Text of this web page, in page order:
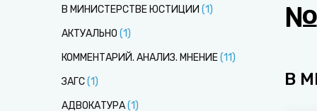
В МИНИСТЕРСТВЕ ЮСТИЦИИ (1)
АКТУАЛЬНО (1)
КОММЕНТАРИЙ. АНАЛИЗ. МНЕНИЕ(11)
ЗАГС(1)
АДВОКАТУРА(1)
В